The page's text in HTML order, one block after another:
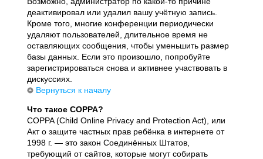
деактивировал или удалил вашу учётную запись.
Кроме того, многие конференции периодически
удаляют пользователей, длительное время не
оставляющих сообщения, чтобы уменьшить размер
базы данных. Если это произошло, попробуйте
зарегистрироваться снова и активнее участвовать в
дискуссиях.
Вернуться к началу
Что такое COPPA?
COPPA (Child Online Privacy and Protection Act), или
Акт о защите частных прав ребёнка в интернете от
1998 г. — это закон Соединённых Штатов,
требующий от сайтов, которые могут собирать